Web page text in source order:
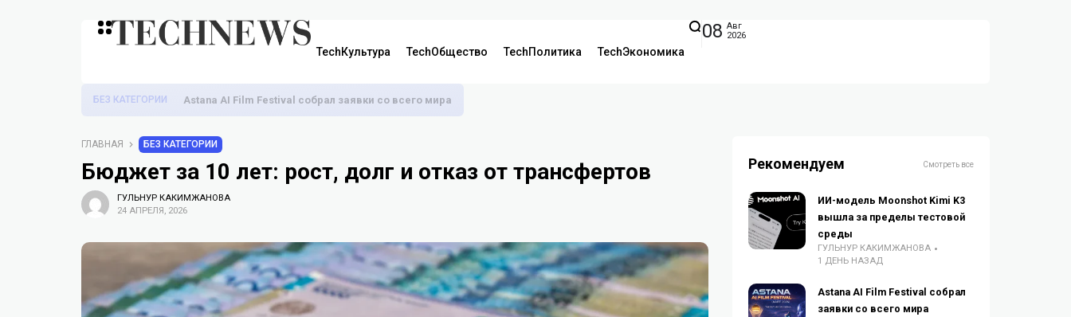
TechКультура TechОбщество TechПолитика TechЭкономика
08 Авг
2026
БЕЗ КАТЕГОРИИ Astana AI Film Festival собрал заявки со всего мира
ГЛАВНАЯ БЕЗ КАТЕГОРИИ
Бюджет за 10 лет: рост, долг и отказ от трансфертов
ГУЛЬНУР КАКИМЖАНОВА
24 АПРЕЛЯ, 2026
Рекомендуем Смотреть все
ИИ-модель Moonshot Kimi K3
вышла за пределы тестовой
среды
ГУЛЬНУР КАКИМЖАНОВА
1 ДЕНЬ НАЗАД
Astana AI Film Festival собрал
заявки со всего мира